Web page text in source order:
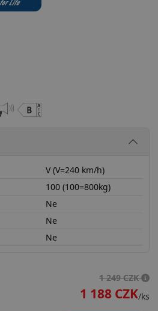
V (V=240 km/h)
100 (100=800kg)
Ne
Ne
Ne
1 249 CZK
1 188 CZK/ks